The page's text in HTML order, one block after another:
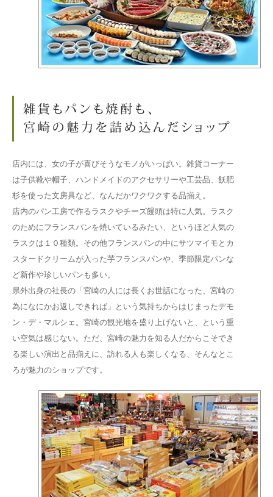
店内には、女の子が喜びそうなモノがいっぱい。雑貨コーナー
は子供靴や帽子、ハンドメイドのアクセサリーや工芸品、飫肥
杉を使った文房具など、なんだかワクワクする品揃え。
店内のパン工房で作るラスクやチーズ饅頭は特に人気。ラスク
のためにフランスパンを焼いているみたい、というほど人気の
ラスクは１０種類。その他フランスパンの中にサツマイモとカ
スタードクリームが入った芋フランスパンや、季節限定パンな
ど新作や珍しいパンも多い。
県外出身の社長の「宮崎の人には長くお世話になった、宮崎の
為になにかお返しできれば」という気持ちからはじまったデモ
ン・デ・マルシェ。宮崎の観光地を盛り上げないと、という重
い空気は感じない。ただ、宮崎の魅力を知る人だからこそでき
る楽しい演出と品揃えに、訪れる人も楽しくなる、そんなとこ
ろが魅力のショップです。